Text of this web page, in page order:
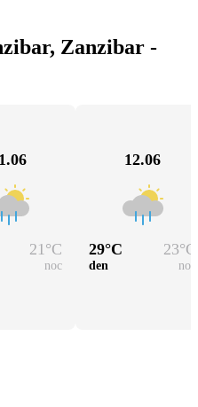
Zanzibar -
21 °C
noc
12.06
29°C 23°C
den noc